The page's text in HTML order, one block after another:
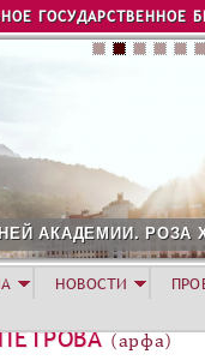
ГОСУДАРСТВЕННОЕ
АВГУСТА 2026 -
(арфа)
НОВОСТИ